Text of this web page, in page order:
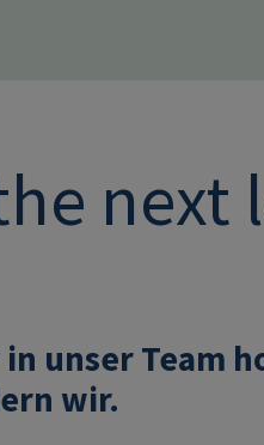
next
in unser Team
wir.